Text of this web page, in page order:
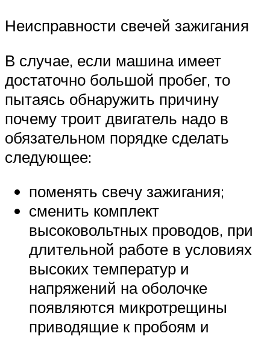
Неисправности свечей зажигания
В случае, если машина имеет
достаточно большой пробег, то
пытаясь обнаружить причину
почему троит двигатель надо в
обязательном порядке сделать
следующее:
поменять свечу зажигания;
сменить комплект
высоковольтных проводов, при
длительной работе в условиях
высоких температур и
напряжений на оболочке
появляются микротрещины
приводящие к пробоям и